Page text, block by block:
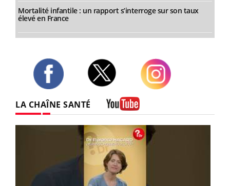
Mortalité infantile : un rapport s’interroge sur son taux
élevé en France
LA CHAÎNE SANTÉ